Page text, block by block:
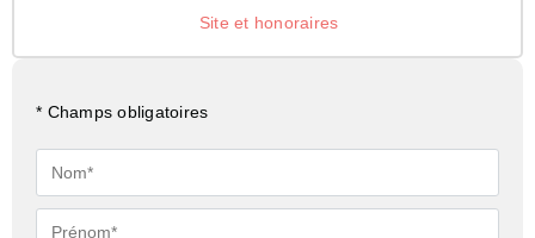
Site et honoraires
* Champs obligatoires
Nom*
Prénom*